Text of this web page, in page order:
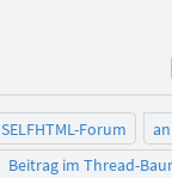
SELFHTML-Forum
Beitrag im Thread-